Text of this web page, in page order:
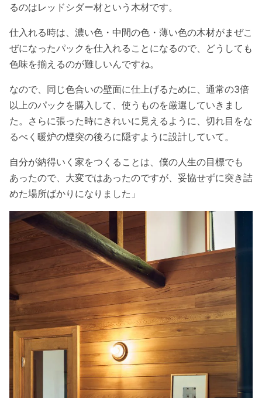
るのはレッドシダー材という木材です。
仕入れる時は、濃い色・中間の色・薄い色の木材がまぜこ
ぜになったパックを仕入れることになるので、どうしても
色味を揃えるのが難しいんですね。
なので、同じ色合いの壁面に仕上げるために、通常の3倍
以上のパックを購入して、使うものを厳選していきまし
た。さらに張った時にきれいに見えるように、切れ目をな
るべく暖炉の煙突の後ろに隠すように設計していて。
自分が納得いく家をつくることは、僕の人生の目標でも
あったので、大変ではあったのですが、妥協せずに突き詰
めた場所ばかりになりました」